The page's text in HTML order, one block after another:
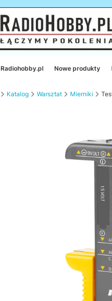
Radiohobby.pl Nowe produkty
Katalog Warsztat Mierniki